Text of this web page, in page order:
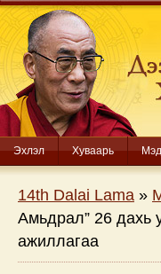
Эхлэл Хуваарь
14th Dalai Lama »
Амьдрал” 26 дахь
ажиллагаа